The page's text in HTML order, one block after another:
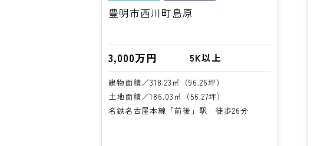
豊明市西川町島原
3,000万円 5K以上
建物面積／318.23㎡（96.26坪）
土地面積／186.03㎡（56.27坪）
名鉄名古屋本線「前後」駅 徒歩26分